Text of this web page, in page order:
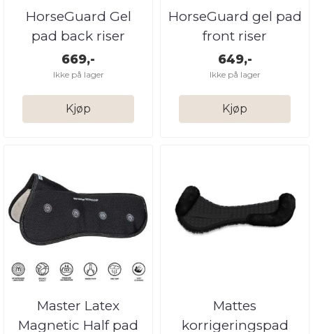
HorseGuard Gel
pad back riser
669,-
Ikke på lager
Kjøp
HorseGuard gel pad
front riser
649,-
Ikke på lager
Kjøp
Master Latex
Magnetic Half pad
Mattes
korrigeringspad